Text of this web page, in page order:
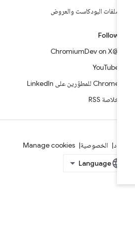
ملفات البودكاست والعروض
Follow
YouTube
Chrome للمطوّرين على LinkedIn
خلاصة RSS
الخصوصية Manage cookies